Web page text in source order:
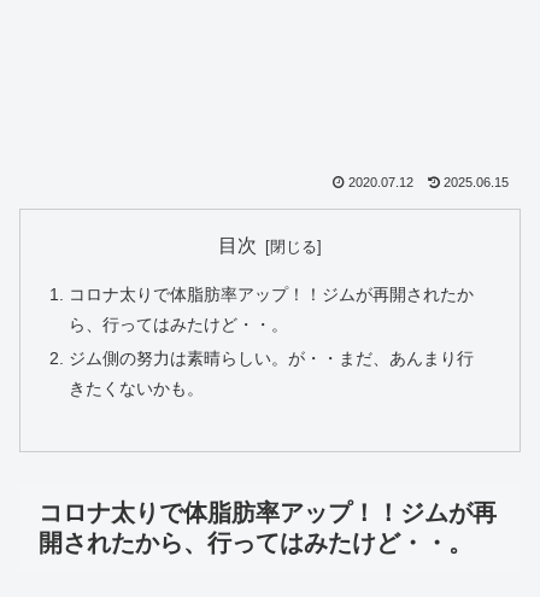
2020.07.12 2025.06.15
目次
コロナ太りで体脂肪率アップ！！ジムが再開されたか
ら、行ってはみたけど・・。
ジム側の努力は素晴らしい。が・・まだ、あんまり行
きたくないかも。
コロナ太りで体脂肪率アップ！！ジムが再
開されたから、行ってはみたけど・・。